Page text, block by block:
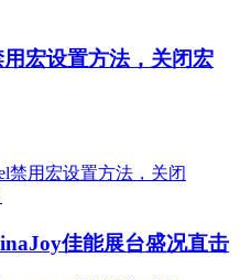
宏设置方法，关闭宏
佳能展台盛况直击